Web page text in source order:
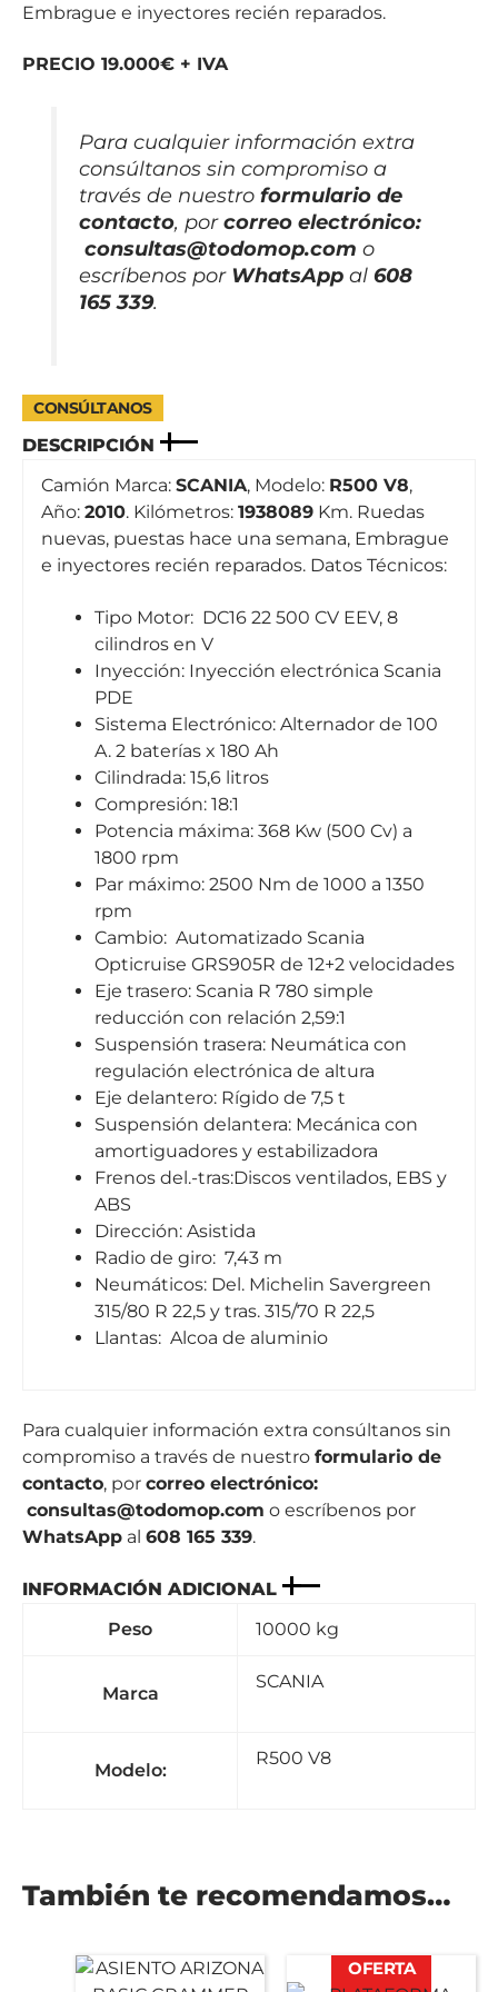
Embrague e inyectores recién reparados.
PRECIO 19.000€ + IVA
Para cualquier información extra
consúltanos sin compromiso a
través de nuestroformulario de
contacto, porcorreo electrónico:
consultas@todomop.com o
escríbenos por WhatsApp al608
165 339.
CONSÚLTANOS
DESCRIPCIÓN
Camión Marca: SCANIA, Modelo: R500 V8,
Año: 2010. Kilómetros: 1938089 Km. Ruedas
nuevas, puestas hace una semana, Embrague
e inyectores recién reparados. Datos Técnicos:
Tipo Motor: DC16 22 500 CV EEV, 8
cilindros en V
Inyección: Inyección electrónica Scania
PDE
Sistema Electrónico: Alternador de 100
A. 2 baterías x 180 Ah
Cilindrada: 15,6 litros
Compresión: 18:1
Potencia máxima: 368 Kw (500 Cv) a
1800 rpm
Par máximo: 2500 Nm de 1000 a 1350
rpm
Cambio: Automatizado Scania
Opticruise GRS905R de 12+2 velocidades
Eje trasero: Scania R 780 simple
reducción con relación 2,59:1
Suspensión trasera: Neumática con
regulación electrónica de altura
Eje delantero: Rígido de 7,5 t
Suspensión delantera: Mecánica con
amortiguadores y estabilizadora
Frenos del.-tras:Discos ventilados, EBS y
ABS
Dirección: Asistida
Radio de giro: 7,43 m
Neumáticos: Del. Michelin Savergreen
315/80 R 22,5 y tras. 315/70 R 22,5
Llantas: Alcoa de aluminio
Para cualquier información extra consúltanos sin
compromiso a través de nuestro formulario de
contacto, por correo electrónico:
consultas@todomop.com o escríbenos por
WhatsApp al 608 165 339.
INFORMACIÓN ADICIONAL
Peso
10000 kg
Marca
SCANIA
Modelo:
R500 V8
También te recomendamos…
OFERTA
precio
El